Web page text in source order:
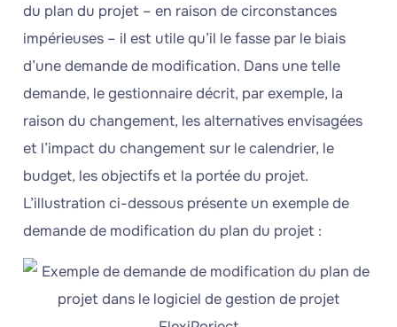
du plan du projet – en raison de circonstances
impérieuses – il est utile qu’il le fasse par le biais
d’une demande de modification. Dans une telle
demande, le gestionnaire décrit, par exemple, la
raison du changement, les alternatives envisagées
et l’impact du changement sur le calendrier, le
budget, les objectifs et la portée du projet.
L’illustration ci-dessous présente un exemple de
demande de modification du plan du projet :